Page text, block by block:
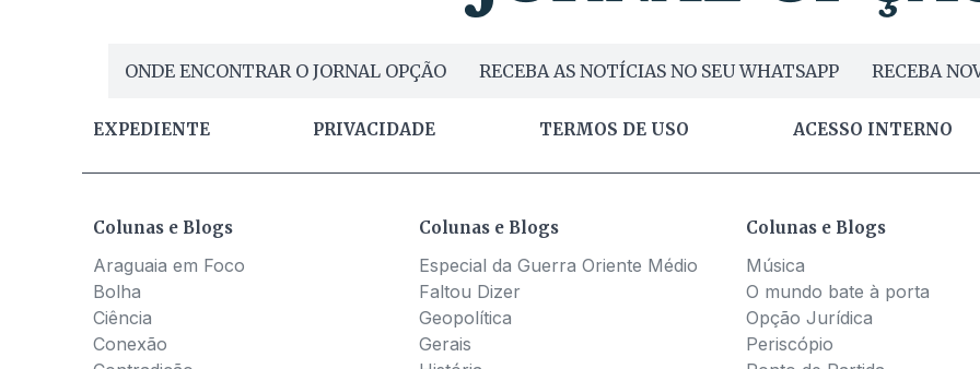
ONDE ENCONTRAR O JORNAL OPÇÃO RECEBA AS NOTÍCIAS NO SEU WHATSAPP RECEBA
EXPEDIENTE PRIVACIDADE TERMOS DE USO ACESSO INTERNO
Colunas e Blogs
Araguaia em Foco
Bolha
Ciência
Conexão
Colunas e Blogs
Especial da Guerra Oriente Médio
Faltou Dizer
Geopolítica
Gerais
Colunas e Blogs
Música
O mundo bate à porta
Opção Jurídica
Periscópio